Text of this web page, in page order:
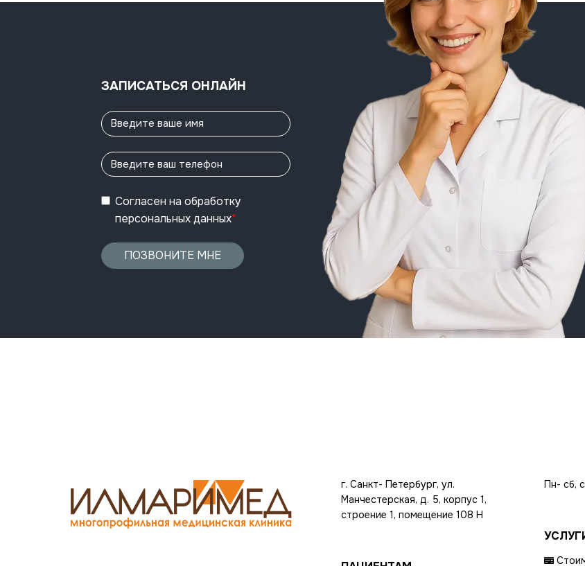
ЗАПИСАТЬСЯ ОНЛАЙН
Согласен на обработку
персональных данных*
ПОЗВОНИТЕ МНЕ
г. Санкт- Петербург, ул.
Манчестерская, д. 5, корпус 1,
строение 1, помещение 108 Н
Пн- сб,